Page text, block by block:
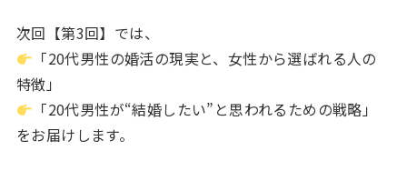
次回【第3回】では、
「20代男性の婚活の現実と、女性から選ばれる人の
特徴」
「20代男性が“結婚したい”と思われるための戦略」
をお届けします。